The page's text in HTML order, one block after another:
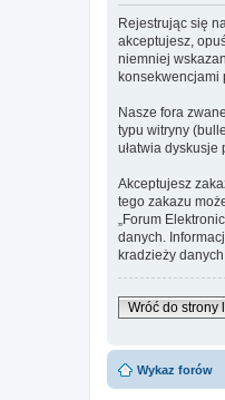
Rejestrując się
akceptujesz,
niemniej
konsekwencjami
Nasze fora
typu witryny
ułatwia
Akceptujesz
tego zakazu
„Forum
danych.
kradzieży
Wróć do strony
Wykaz forów